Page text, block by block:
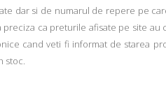
dar si de numarul de repere pe
ca preturile afisate pe site au
cand veti fi informat de starea
stoc.